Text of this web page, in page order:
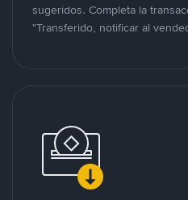
sugeridos. Completa la
"Transferido, notificar al